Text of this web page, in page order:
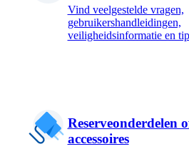
Vind veelgestelde vragen,
gebruikershandleidingen,
veiligheidsinformatie en
Reserveonderdelen
accessoires